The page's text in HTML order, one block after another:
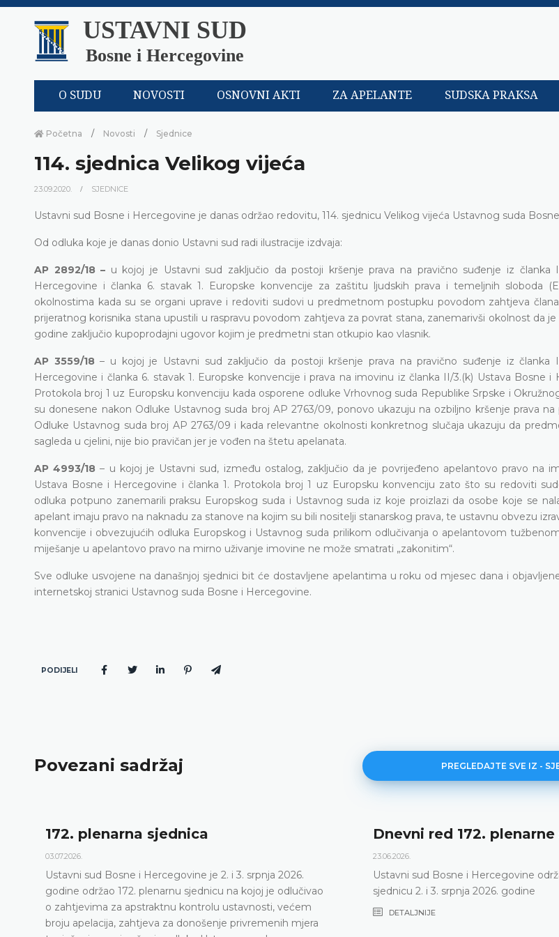
USTAVNI SUD
Bosne i Hercegovine
O SUDU NOVOSTI OSNOVNI AKTI ZA APELANTE SUDSKA PRAKSA
Početna Novosti Sjednice
114. sjednica Velikog vijeća
23.09.2020. SJEDNICE
Ustavni sud Bosne i Hercegovine je danas održao redovitu, 114. sjednicu Velikog vijeća Ustavnog suda
Od odluka koje je danas donio Ustavni sud radi ilustracije izdvaja:
AP 2892/18 – u kojoj je Ustavni sud zaključio da postoji kršenje prava na pravično suđenje iz članka
Hercegovine i članka 6. stavak 1. Europske konvencije za zaštitu ljudskih prava i temeljnih sloboda
okolnostima kada su se organi uprave i redoviti sudovi u predmetnom postupku povodom zahtjeva
prijeratnog korisnika stana upustili u raspravu povodom zahtjeva za povrat stana, zanemarivši okolnost da
godine zaključio kupoprodajni ugovor kojim je predmetni stan otkupio kao vlasnik.
AP 3559/18 – u kojoj je Ustavni sud zaključio da postoji kršenje prava na pravično suđenje iz članka
Hercegovine i članka 6. stavak 1. Europske konvencije i prava na imovinu iz članka II/3.(k) Ustava Bosne i
Protokola broj 1 uz Europsku konvenciju kada osporene odluke Vrhovnog suda Republike Srpske i
su donesene nakon Odluke Ustavnog suda broj AP 2763/09, ponovo ukazuju na ozbiljno kršenje prava
Odluke Ustavnog suda broj AP 2763/09 i kada relevantne okolnosti konkretnog slučaja ukazuju da
sagleda u cjelini, nije bio pravičan jer je vođen na štetu apelanata.
AP 4993/18 – u kojoj je Ustavni sud, između ostalog, zaključio da je povrijeđeno apelantovo pravo na
Ustava Bosne i Hercegovine i članka 1. Protokola broj 1 uz Europsku konvenciju zato što su redoviti
odluka potpuno zanemarili praksu Europskog suda i Ustavnog suda iz koje proizlazi da osobe koje se
apelant imaju pravo na naknadu za stanove na kojim su bili nositelji stanarskog prava, te ustavnu obvezu
konvencije i obvezujućih odluka Europskog i Ustavnog suda prilikom odlučivanja o apelantovom
miješanje u apelantovo pravo na mirno uživanje imovine ne može smatrati „zakonitim“.
Sve odluke usvojene na današnjoj sjednici bit će dostavljene apelantima u roku od mjesec dana i
internetskoj stranici Ustavnog suda Bosne i Hercegovine.
PODIJELI
Povezani sadržaj PREGLEDAJTE SVE IZ -
172. plenarna sjednica
03.07.2026.
Ustavni sud Bosne i Hercegovine je 2. i 3. srpnja 2026.
godine održao 172. plenarnu sjednicu na kojoj je odlučivao
o zahtjevima za apstraktnu kontrolu ustavnosti, većem
broju apelacija, zahtjeva za donošenje privremenih mjera
Dnevni red 172.
23.06.2026.
Ustavni sud Bosne i Hercegovine
sjednicu 2. i 3. srpnja 2026. godine
DETALJNIJE